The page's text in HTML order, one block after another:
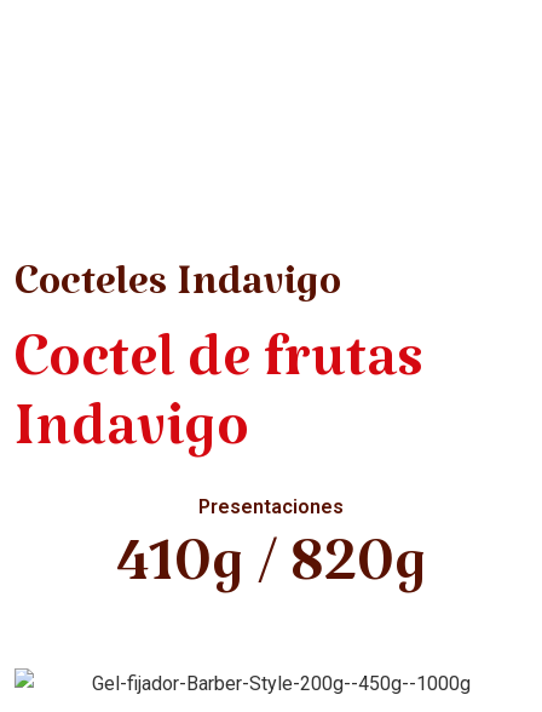
Cocteles Indavigo
Coctel de frutas
Indavigo
Presentaciones
410g / 820g